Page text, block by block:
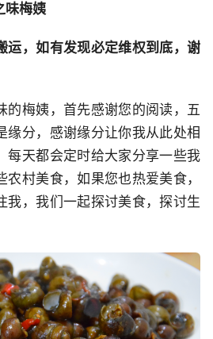
味梅姨
运，如有发现必定维权到底，谢
的梅姨，首先感谢您的阅读，五
缘分，感谢缘分让你我从此处相
每天都会定时给大家分享一些我
村美食，如果您也热爱美食，
我，我们一起探讨美食，探讨生